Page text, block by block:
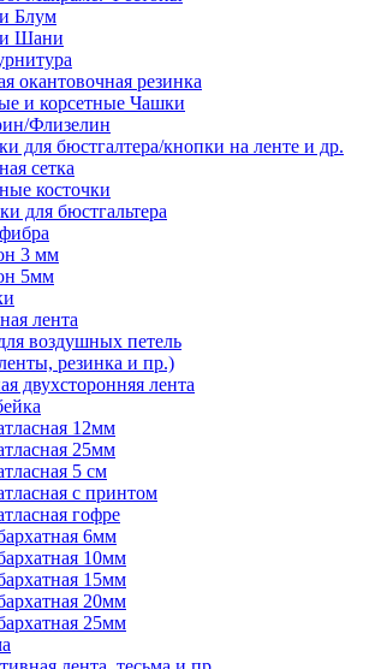
Блум
Шани
окантовочная резинка
и корсетные Чашки
Флизелин
для бюстгалтера/кнопки на ленте и др.
сетка
косточки
для бюстгальтера
3 мм
5мм
лента
воздушных петель
резинка и пр.)
двухсторонняя лента
12мм
25мм
5 см
с принтом
гофре
6мм
10мм
15мм
20мм
25мм